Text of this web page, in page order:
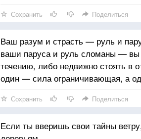
Ибо колонны храма стоят порознь,
другого.
Сохранить Поделиться
Ваш разум и страсть — руль и
ваши паруса и руль сломаны — вы
течению, либо недвижно стоять в
один — сила ограничивающая, а
Сохранить Поделиться
Если ты вверишь свои тайны